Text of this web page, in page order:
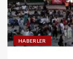
HABERLER